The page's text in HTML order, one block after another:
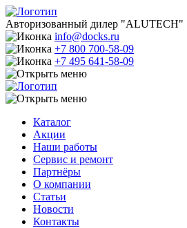
Авторизованный дилер "ALUTECH"
info@docks.ru
+7 800 700-58-09
+7 495 641-58-09
Каталог
Акции
Наши работы
Сервис и ремонт
Партнёры
О компании
Статьи
Новости
Контакты